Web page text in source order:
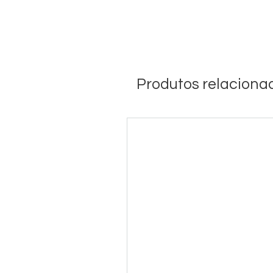
Produtos